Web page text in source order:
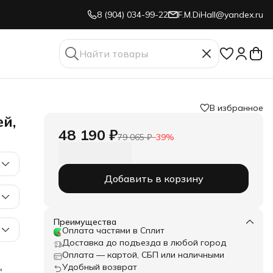
8 (904) 034-99-22 F.M.DiHall@yandex.ru
В избранное
48 190 ₽79 065 ₽−39%
Добавить в корзину
Преимущества
Оплата частями в Сплит
Доставка до подъезда в любой город
Оплата — картой, СБП или наличными
Удобный возврат